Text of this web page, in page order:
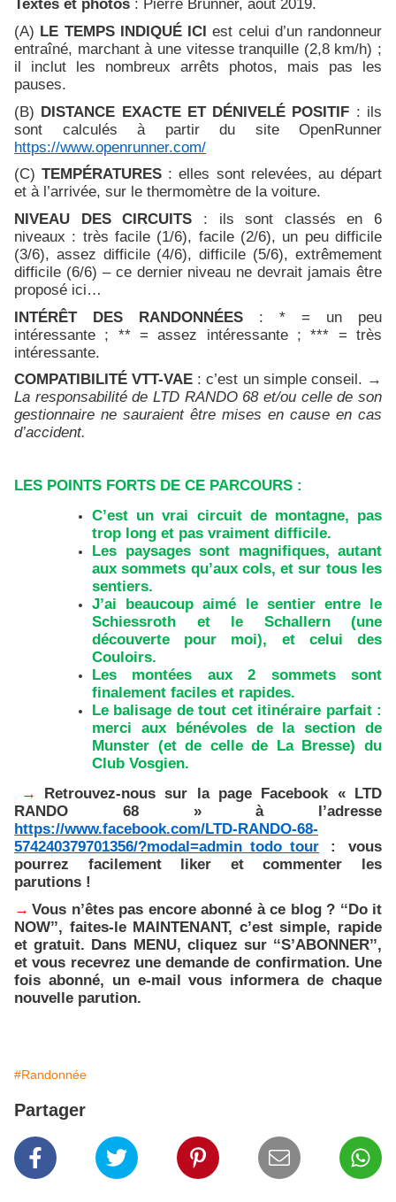
Textes et photos : Pierre Brunner, août 2019.
(A) LE TEMPS INDIQUÉ ICI est celui d’un randonneur
entraîné, marchant à une vitesse tranquille (2,8 km/h) ;
il inclut les nombreux arrêts photos, mais pas les
pauses.
(B) DISTANCE EXACTE ET DÉNIVELÉ POSITIF : ils
sont calculés à partir du site OpenRunner
https://www.openrunner.com/
(C)TEMPÉRATURES : elles sont relevées, au départ
et à l’arrivée, sur le thermomètre de la voiture.
NIVEAU DES CIRCUITS : ils sont classés en 6
niveaux : très facile (1/6), facile (2/6), un peu difficile
(3/6), assez difficile (4/6), difficile (5/6), extrêmement
difficile (6/6) – ce dernier niveau ne devrait jamais être
proposé ici…
INTÉRÊT DES RANDONNÉES : * = un peu
intéressante ; ** = assez intéressante ; *** = très
intéressante.
COMPATIBILITÉ VTT-VAE : c’est un simple conseil. →
La responsabilité de LTD RANDO 68 et/ou celle de son
gestionnaire ne sauraient être mises en cause en cas
d’accident.
LES POINTS FORTS DE CE PARCOURS :
C’est un vrai circuit de montagne, pas
trop long et pas vraiment difficile.
Les paysages sont magnifiques, autant
aux sommets qu’aux cols, et sur tous les
sentiers.
J’ai beaucoup aimé le sentier entre le
Schiessroth et le Schallern (une
découverte pour moi), et celui des
Couloirs.
Les montées aux 2 sommets sont
finalement faciles et rapides.
Le balisage de tout cet itinéraire parfait :
merci aux bénévoles de la section de
Munster (et de celle de La Bresse) du
Club Vosgien.
→
Retrouvez-nous sur la page Facebook « LTD
RANDO 68 » à l’adresse
https://www.facebook.com/LTD-RANDO-68-
574240379701356/?modal=admin_todo_tour
: vous
pourrez facilement liker et commenter les
parutions !
→ Vous n’êtes pas encore abonné à ce blog ? ‘‘Do it
NOW’’, faites-le MAINTENANT, c’est simple, rapide
et gratuit. Dans MENU, cliquez sur ‘‘S’ABONNER’’,
et vous recevrez une demande de confirmation. Une
fois abonné, un e-mail vous informera de chaque
nouvelle parution.
#Randonnée
Partager